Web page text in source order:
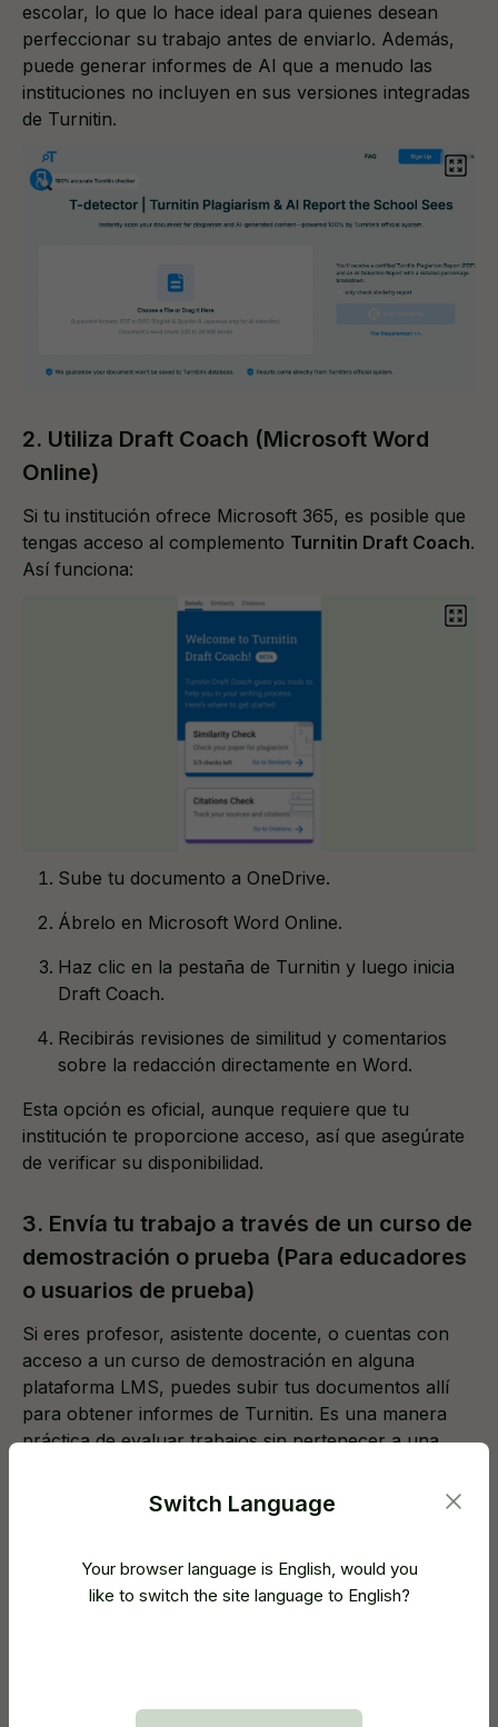
escolar, lo que lo hace ideal para quienes desean
perfeccionar su trabajo antes de enviarlo. Además,
puede generar informes de AI que a menudo las
instituciones no incluyen en sus versiones integradas
de Turnitin.
2. Utiliza Draft Coach (Microsoft Word
Online)
Si tu institución ofrece Microsoft 365, es posible que
tengas acceso al complemento Turnitin Draft Coach.
Así funciona:
Sube tu documento a OneDrive.
Ábrelo en Microsoft Word Online.
Haz clic en la pestaña de Turnitin y luego inicia
Draft Coach.
Recibirás revisiones de similitud y comentarios
sobre la redacción directamente en Word.
Esta opción es oficial, aunque requiere que tu
institución te proporcione acceso, así que asegúrate
de verificar su disponibilidad.
3. Envía tu trabajo a través de un curso de
demostración o prueba (Para educadores
o usuarios de prueba)
Si eres profesor, asistente docente, o cuentas con
acceso a un curso de demostración en alguna
plataforma LMS, puedes subir tus documentos allí
para obtener informes de Turnitin. Es una manera
práctica de evaluar trabajos sin pertenecer a una
¿Conoces a un tutor, instructor o amigo que tenga
acceso a Turnitin? Es posible que esté dispuesto a
Switch Language
Your browser language is English, would you
like to switch the site language to English?